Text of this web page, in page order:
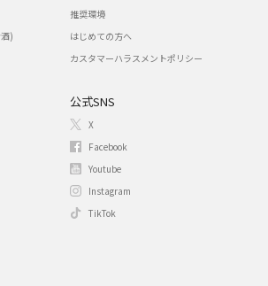
)
推奨環境
はじめての方へ
カスタマーハラスメントポリシー
公式SNS
X
Facebook
Youtube
Instagram
TikTok